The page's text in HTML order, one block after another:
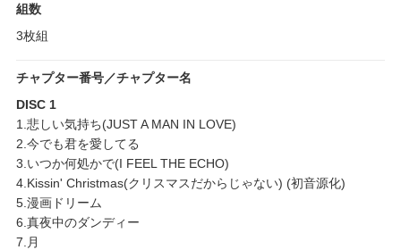
組数
3枚組
チャプター番号／チャプター名
DISC 1
1.悲しい気持ち(JUST A MAN IN LOVE)
2.今でも君を愛してる
3.いつか何処かで(I FEEL THE ECHO)
4.Kissin' Christmas(クリスマスだからじゃない) (初音源化)
5.漫画ドリーム
6.真夜中のダンディー
7.月